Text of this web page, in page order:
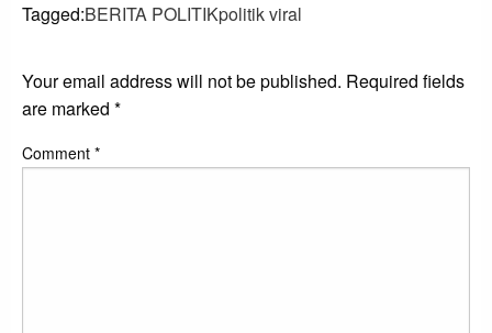
Tagged:BERITA POLITIKpolitik viral
Your email address will not be published. Required fields
are marked *
Comment *